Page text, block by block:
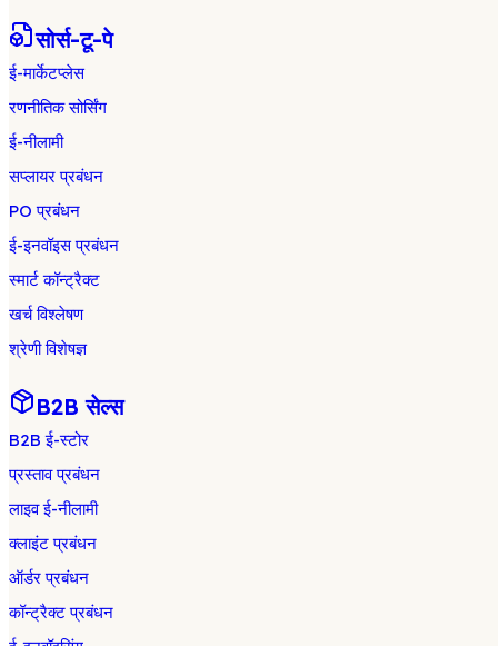
सोर्स-टू-पे
ई-मार्केटप्लेस
रणनीतिक सोर्सिंग
ई-नीलामी
सप्लायर प्रबंधन
PO प्रबंधन
ई-इनवॉइस प्रबंधन
स्मार्ट कॉन्ट्रैक्ट
खर्च विश्लेषण
श्रेणी विशेषज्ञ
B2B सेल्स
B2B ई-स्टोर
प्रस्ताव प्रबंधन
लाइव ई-नीलामी
क्लाइंट प्रबंधन
ऑर्डर प्रबंधन
कॉन्ट्रैक्ट प्रबंधन